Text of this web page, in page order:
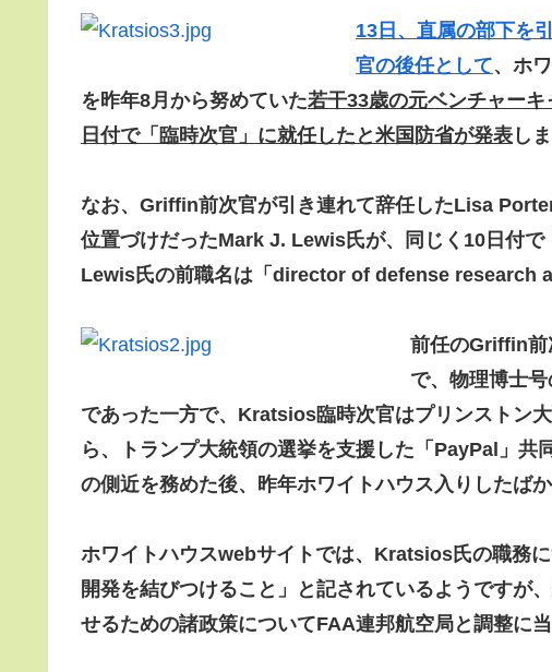
13日、直属の部下を
官の後任として、ホ
を昨年8月から努めていた若干33歳の元ベンチャー
日付で「臨時次官」に就任したと米国防省が発表 し
なお、 Griffin前次官が引き連れて辞任したLisa
位置づけだったMark J. Lewis氏が、同じく10日付
Lewis氏の前職名は「director of defense
前任のGriffin前
で、物理博士
であった一方で、 Kratsios臨時次官はプリンストン
ら、トランプ大統領の選挙を支援した「PayPal」
の側近を務めた後、
昨年ホワイトハウス入りしたば
ホワイトハウスwebサイトでは、Kratsios氏の職務
開発を結びつけること」と記されているようですが
せるための諸政策についてFAA連邦航空局と調整に